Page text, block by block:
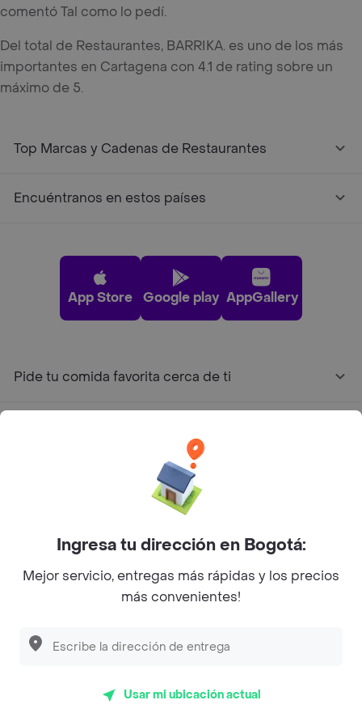
comentó Tal como lo pedí.
Del total de Restaurantes, BARRIKA. es uno de los más
importantes en Cartagena con 4.1 de rating sobre un
máximo de 5.
Top Marcas y Cadenas de Restaurantes
Encuéntranos en estos países
App Store Google play AppGallery
Pide tu comida favorita cerca de ti
Facebook
Twitter
Instagram
Rappi S.A.S. --- NIT 900.843.898-9 --- Calle 63 # 16A-02
Ingresa tu dirección en Bogotá:
Mejor servicio, entregas más rápidas y los precios
más convenientes!
Usar mi ubicación actual